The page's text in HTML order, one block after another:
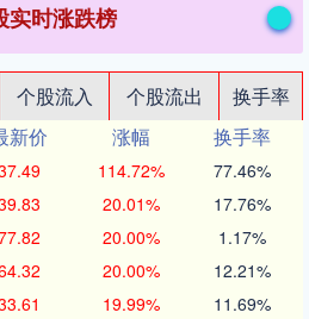
实时涨跌榜
个股流入 个股流出
换手率
新价 涨幅
换手率
114.72% 77.46%
20.01% 17.76%
20.00% 1.17%
20.00% 12.21%
19.99% 11.69%